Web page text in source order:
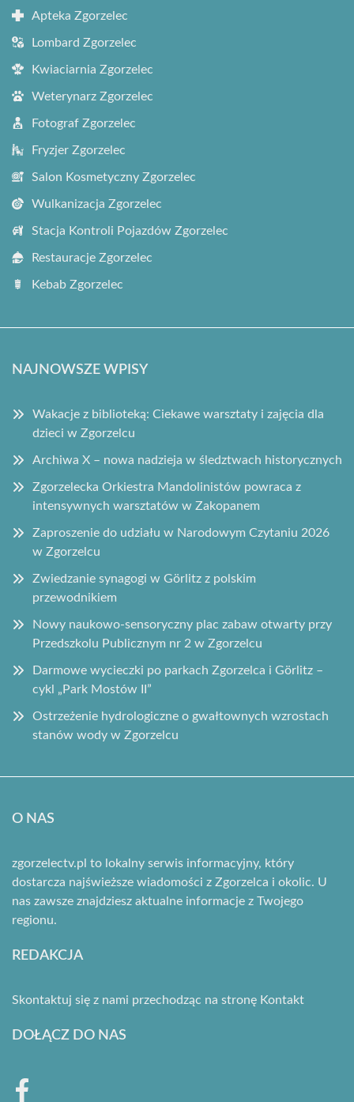
Apteka Zgorzelec
Lombard Zgorzelec
Kwiaciarnia Zgorzelec
Weterynarz Zgorzelec
Fotograf Zgorzelec
Fryzjer Zgorzelec
Salon Kosmetyczny Zgorzelec
Wulkanizacja Zgorzelec
Stacja Kontroli Pojazdów Zgorzelec
Restauracje Zgorzelec
Kebab Zgorzelec
NAJNOWSZE WPISY
Wakacje z biblioteką: Ciekawe warsztaty i zajęcia dla
dzieci w Zgorzelcu
Archiwa X – nowa nadzieja w śledztwach historycznych
Zgorzelecka Orkiestra Mandolinistów powraca z
intensywnych warsztatów w Zakopanem
Zaproszenie do udziału w Narodowym Czytaniu 2026
w Zgorzelcu
Zwiedzanie synagogi w Görlitz z polskim
przewodnikiem
Nowy naukowo-sensoryczny plac zabaw otwarty przy
Przedszkolu Publicznym nr 2 w Zgorzelcu
Darmowe wycieczki po parkach Zgorzelca i Görlitz –
cykl „Park Mostów II”
Ostrzeżenie hydrologiczne o gwałtownych wzrostach
stanów wody w Zgorzelcu
O NAS
zgorzelectv.pl to lokalny serwis informacyjny, który
dostarcza najświeższe wiadomości z Zgorzelca i okolic. U
nas zawsze znajdziesz aktualne informacje z Twojego
regionu.
REDAKCJA
Skontaktuj się z nami przechodząc na stronę Kontakt
DOŁĄCZ DO NAS